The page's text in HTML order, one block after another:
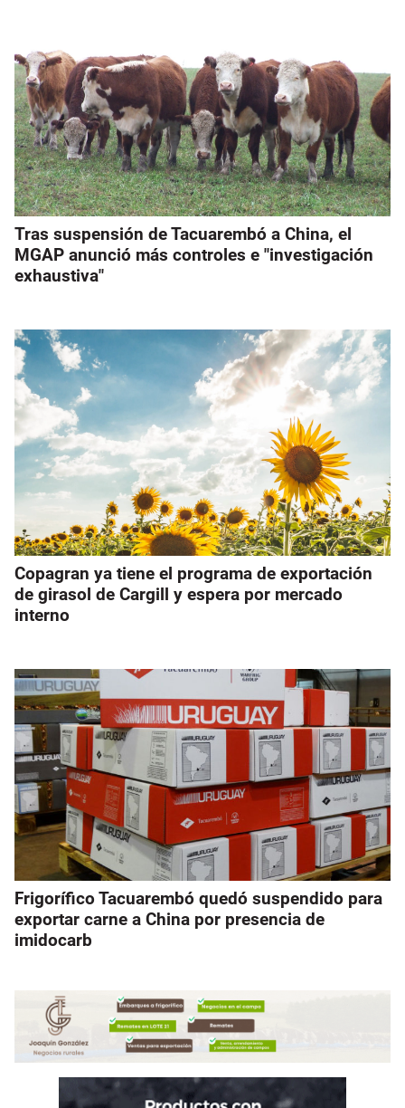
Tras suspensión de Tacuarembó a China, el
MGAP anunció más controles e "investigación
exhaustiva"
Copagran ya tiene el programa de exportación
de girasol de Cargill y espera por mercado
interno
Frigorífico Tacuarembó quedó suspendido para
exportar carne a China por presencia de
imidocarb